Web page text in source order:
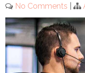
No Comments |